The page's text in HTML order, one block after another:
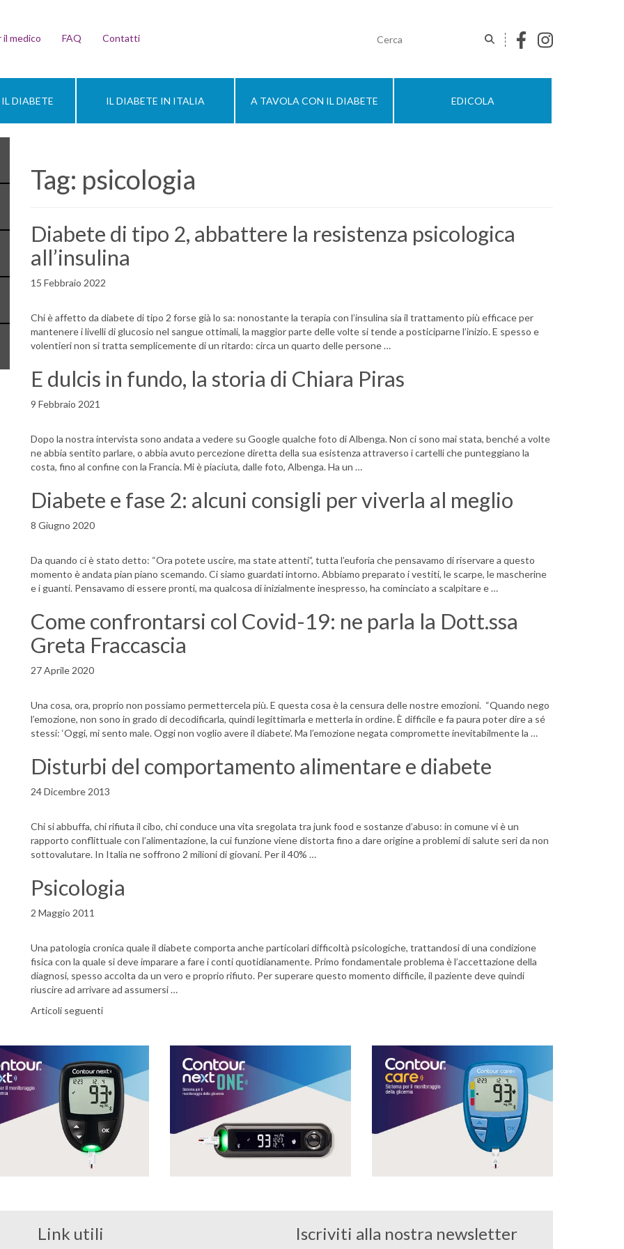
il medico FAQ Contatti
DIABETE IL DIABETE IN ITALIA A TAVOLA CON IL DIABETE EDICOLA
Tag: psicologia
Diabete di tipo 2, abbattere la resistenza psicologica
all’insulina
15 Febbraio 2022
Chi è affetto da diabete di tipo 2 forse già lo sa: nonostante la terapia con l’insulina sia il trattamento più efficace per
mantenere i livelli di glucosio nel sangue ottimali, la maggior parte delle volte si tende a posticiparne l’inizio. E spesso e
volentieri non si tratta semplicemente di un ritardo: circa un quarto delle persone …
E dulcis in fundo, la storia di Chiara Piras
9 Febbraio 2021
Dopo la nostra intervista sono andata a vedere su Google qualche foto di Albenga. Non ci sono mai stata, benché a volte
ne abbia sentito parlare, o abbia avuto percezione diretta della sua esistenza attraverso i cartelli che punteggiano la
costa, fino al confine con la Francia. Mi è piaciuta, dalle foto, Albenga. Ha un …
Diabete e fase 2: alcuni consigli per viverla al meglio
8 Giugno 2020
Da quando ci è stato detto: “Ora potete uscire, ma state attenti”, tutta l’euforia che pensavamo di riservare a questo
momento è andata pian piano scemando. Ci siamo guardati intorno. Abbiamo preparato i vestiti, le scarpe, le mascherine
e i guanti. Pensavamo di essere pronti, ma qualcosa di inizialmente inespresso, ha cominciato a scalpitare e …
Come confrontarsi col Covid-19: ne parla la Dott.ssa
Greta Fraccascia
27 Aprile 2020
Una cosa, ora, proprio non possiamo permettercela più. E questa cosa è la censura delle nostre emozioni. “Quando nego
l’emozione, non sono in grado di decodificarla, quindi legittimarla e metterla in ordine. È difficile e fa paura poter dire a sé
stessi: ‘Oggi, mi sento male. Oggi non voglio avere il diabete’. Ma l’emozione negata compromette inevitabilmente la …
Disturbi del comportamento alimentare e diabete
24 Dicembre 2013
Chi si abbuffa, chi rifiuta il cibo, chi conduce una vita sregolata tra junk food e sostanze d’abuso: in comune vi è un
rapporto conflittuale con l’alimentazione, la cui funzione viene distorta fino a dare origine a problemi di salute seri da non
sottovalutare. In Italia ne soffrono 2 milioni di giovani. Per il 40% …
Psicologia
2 Maggio 2011
Una patologia cronica quale il diabete comporta anche particolari difficoltà psicologiche, trattandosi di una condizione
fisica con la quale si deve imparare a fare i conti quotidianamente. Primo fondamentale problema è l’accettazione della
diagnosi, spesso accolta da un vero e proprio rifiuto. Per superare questo momento difficile, il paziente deve quindi
riuscire ad arrivare ad assumersi …
Navigazione articoli
Articoli seguenti
Link utili Iscriviti alla nostra newsletter